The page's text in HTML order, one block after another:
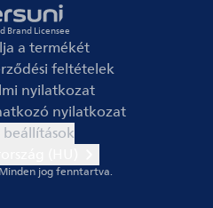
Brand Licensee
a termékét
feltételek
nyilatkozat
nyilatkozat
Minden jog fenntartva.